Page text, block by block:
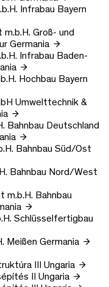
Infrabau Bayern
Groß- und
Germania
Infrabau Baden-
Hochbau Bayern
Umwelttechnik &
Bahnbau Deutschland
Bahnbau Süd/Ost
Bahnbau Nord/West
m.b.H. Bahnbau
Schlüsselfertigbau
Meißen Germania
III Ungaria
II Ungaria